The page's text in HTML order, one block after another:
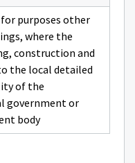
purposes other
where the
construction and
the local detailed
of the
government or
body